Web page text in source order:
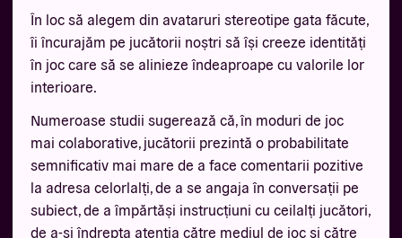
În loc să alegem din avataruri stereotipe gata făcute,
îi încurajăm pe jucătorii noștri să își creeze identități
în joc care să se alinieze îndeaproape cu valorile lor
interioare.
Numeroase studii sugerează că, în moduri de joc
mai colaborative, jucătorii prezintă o probabilitate
semnificativ mai mare de a face comentarii pozitive
la adresa celorlalți, de a se angaja în conversații pe
subiect, de a împărtăși instrucțiuni cu ceilalți jucători,
de a-și îndrepta atenția către mediul de joc și către